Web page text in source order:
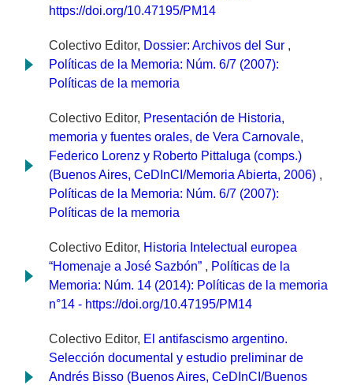
https://doi.org/10.47195/PM14
Colectivo Editor, Dossier: Archivos del Sur ,
Políticas de la Memoria: Núm. 6/7 (2007):
Políticas de la memoria
Colectivo Editor, Presentación de Historia,
memoria y fuentes orales, de Vera Carnovale,
Federico Lorenz y Roberto Pittaluga (comps.)
(Buenos Aires, CeDInCI/Memoria Abierta, 2006) ,
Políticas de la Memoria: Núm. 6/7 (2007):
Políticas de la memoria
Colectivo Editor, Historia Intelectual europea
“Homenaje a José Sazbón” , Políticas de la
Memoria: Núm. 14 (2014): Políticas de la memoria
n°14 - https://doi.org/10.47195/PM14
Colectivo Editor, El antifascismo argentino.
Selección documental y estudio preliminar de
Andrés Bisso (Buenos Aires, CeDInCI/Buenos